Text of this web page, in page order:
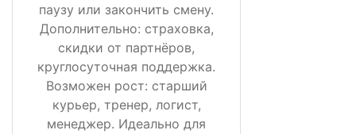
паузу или закончить смену.
Дополнительно: страховка,
скидки от партнёров,
круглосуточная поддержка.
Возможен рост: старший
курьер, тренер, логист,
менеджер. Идеально для